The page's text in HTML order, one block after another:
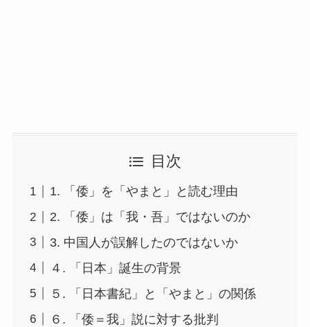
目次
1. 「倭」を「やまと」と読む理由
2. 「倭」は「我・吾」ではないのか
3. 中国人が誤解したのではないか
４. 「日本」誕生の背景
５. 「日本書紀」と「やまと」の関係
６. 「倭＝我」説に対する批判